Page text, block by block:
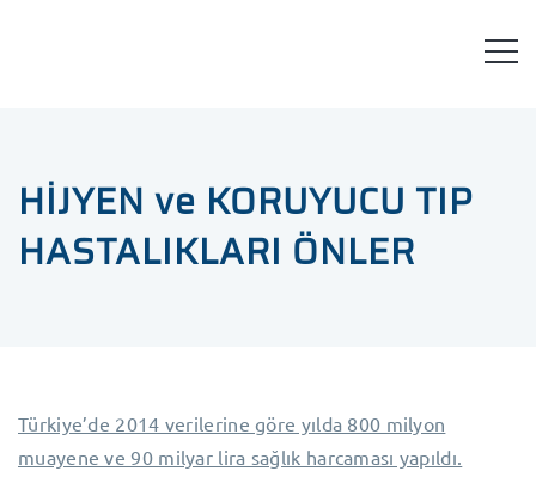
HİJYEN ve KORUYUCU TIP
HASTALIKLARI ÖNLER
Türkiye’de 2014 verilerine göre yılda 800 milyon
muayene ve 90 milyar lira sağlık harcaması yapıldı.